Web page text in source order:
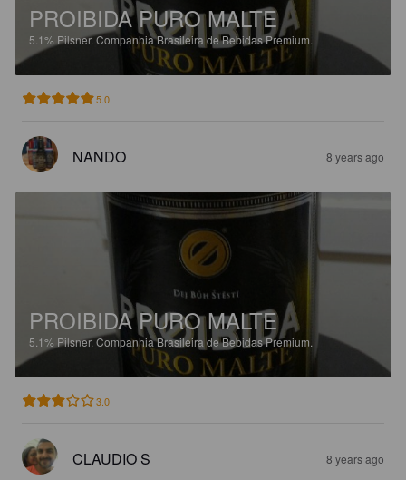
PROIBIDA PURO MALTE
5.1% Pilsner.Companhia Brasileira de Bebidas Premium.
5.0
NANDO 8 years ago
PROIBIDA PURO MALTE
5.1% Pilsner.Companhia Brasileira de Bebidas Premium.
3.0
CLAUDIO S 8 years ago